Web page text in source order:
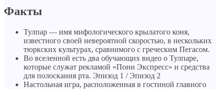
Факты
Тулпар — имя мифологического крылатого коня,
известного своей невероятной скоростью, в нескольких
тюркских культурах, сравнимого с греческим Пегасом.
Во вселенной есть два обучающих видео о Тулпаре,
которые служат рекламой «Пони Экспресс» и средства
для полоскания рта. Эпизод 1 / Эпизод 2
Настольная игра, расположенная в гостиной главного